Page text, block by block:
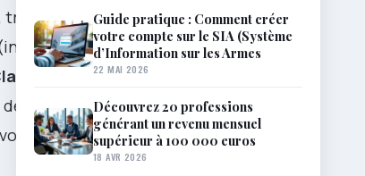
trois
1
la
Guide pratique : Comment créer
votre compte sur le SIA (Système
d’Information sur les Armes
22 MAI 2026
Découvrez 20 professions
générant un revenu mensuel
supérieur à 100 000 euros
18 AVR 2026